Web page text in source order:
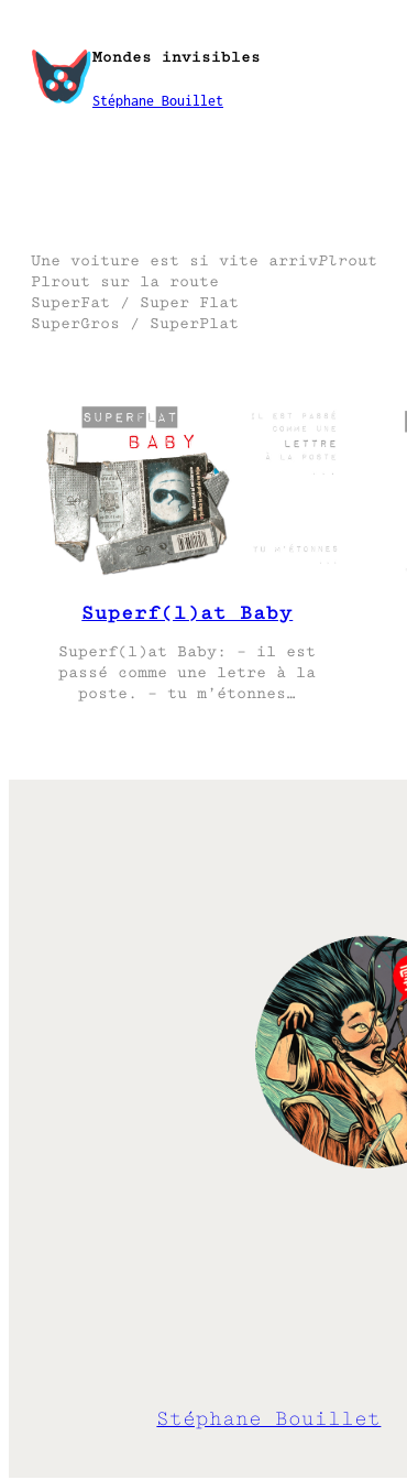
contenu
Mondes invisibles
Stéphane Bouillet
Une voiture est si vite arrivPlrout
Plrout sur la route
SuperFat / Super Flat
SuperGros / SuperPlat
Superf(l)at Baby
Superf(l)at Baby: – il est
passé comme une letre à la
poste. – tu m’étonnes…
Stéphane Bouillet